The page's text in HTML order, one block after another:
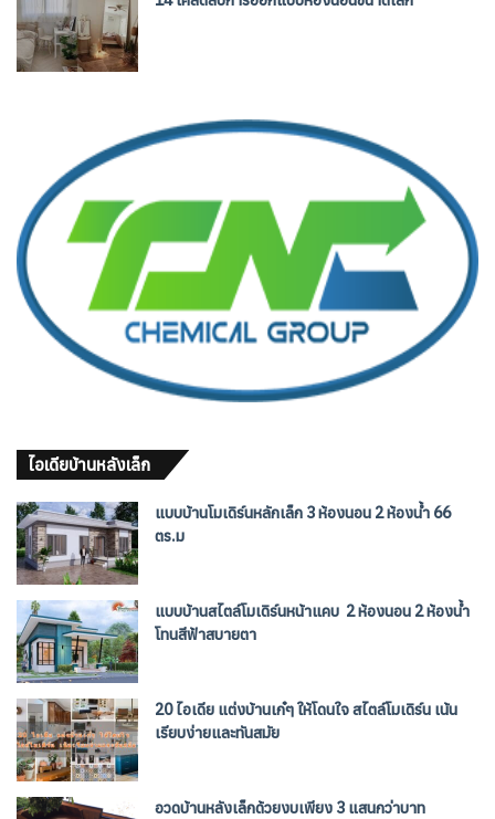
ไอเดียบ้านหลังเล็ก
แบบบ้านโมเดิร์นหลักเล็ก 3 ห้องนอน 2 ห้องน้ำ 66
ตร.ม
แบบบ้านสไตล์โมเดิร์นหน้าแคบ 2 ห้องนอน 2 ห้องน้ำ
โทนสีฟ้าสบายตา
20 ไอเดีย แต่งบ้านเก๋ๆ ให้โดนใจ สไตล์โมเดิร์น เน้น
เรียบง่ายและทันสมัย
อวดบ้านหลังเล็กด้วยงบเพียง 3 แสนกว่าบาท